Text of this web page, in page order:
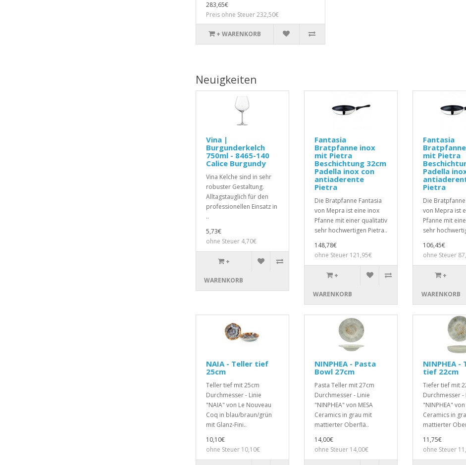
283,65€
Preis ohne Steuer 232,50€
+ WARENKORB
Neuigkeiten
Vina |
Burgunderkelch
750ml - 8465-140
Calice Burgundy
Vina Kelche sind in sehr
robuster Gestaltung.
Alltagstauglich für den
professionellen Einsatz in
..
5,73€
ohne Steuer 4,70€
+
WARENKORB
Fantasia
Bratpfanne inox
mit Pietra
Beschichtung 32cm
Padella inox con
antiaderente
Pietra
Die Bratpfanne Fantasia
von Mepra ist eine inox
Pfanne mit einer qualitativ
sehr hochwertigen Pietra..
148,78€
ohne Steuer 121,95€
+
WARENKORB
Fantasia
mit Pietra
Padella
Pietra
Die
von Mepra ist
Pfanne mit
sehr
106,45€
ohne Steuer
+
WARENKORB
NAIA - Teller tief
25cm
Teller tief mit 25cm
Durchmesser - Linie
"NAIA" von Le Nouveau
Coq in blau/braun/grün
mit Glanz-Fini..
10,10€
ohne Steuer 10,10€
NINPHEA - Pasta
Bowl 27cm
Pasta Teller mit 27cm
Durchmesser - Linie
"NINPHEA" von MESA
Ceramics in grau mit
mattierter Oberflä..
14,00€
ohne Steuer 14,00€
NINPHEA -
tief 22cm
Tiefer tief mit
Durchmesser -
"NINPHEA" von
Ceramics in
mattierter
11,75€
ohne Steuer